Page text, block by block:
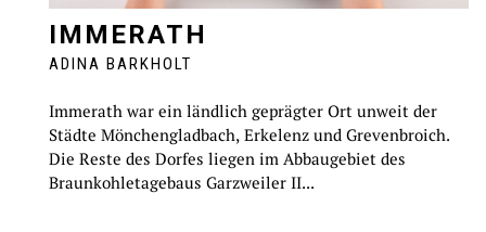
IMMERATH
ADINA BARKHOLT
Immerath war ein ländlich geprägter Ort unweit der
Städte Mönchengladbach, Erkelenz und Grevenbroich.
Die Reste des Dorfes liegen im Abbaugebiet des
Braunkohletagebaus Garzweiler II...